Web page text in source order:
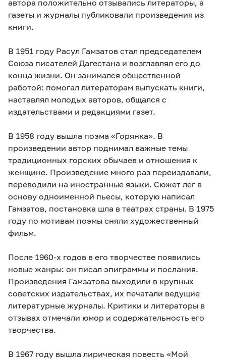
автора положительно отзывались литераторы, а
газеты и журналы публиковали произведения из
книги.
В 1951 году Расул Гамзатов стал председателем
Союза писателей Дагестана и возглавлял его до
конца жизни. Он занимался общественной
работой: помогал литераторам выпускать книги,
наставлял молодых авторов, общался с
издательствами и редакциями газет.
В 1958 году вышла поэма «Горянка». В
произведении автор поднимал важные темы
традиционных горских обычаев и отношения к
женщине. Произведение много раз переиздавали,
переводили на иностранные языки. Сюжет лег в
основу одноименной пьесы, которую написал
Гамзатов, постановка шла в театрах страны. В 1975
году по мотивам поэмы сняли художественный
фильм.
После 1960-х годов в его творчестве появились
новые жанры: он писал эпиграммы и послания.
Произведения Гамзатова выходили в крупных
советских издательствах, их печатали ведущие
литературные журналы. Критики и литераторы в
отзывах отмечали юмор и содержательность его
творчества.
В 1967 году вышла лирическая повесть «Мой